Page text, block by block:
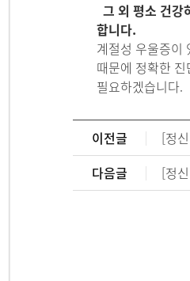
그 외 평소 건강
합니다.
계절성 우울증이
때문에 정확한
필요하겠습니다.
이전글
[정
다음글
[정